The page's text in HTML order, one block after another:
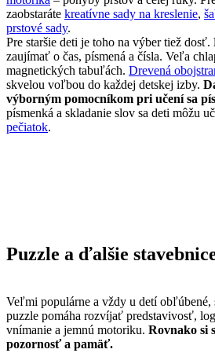
zaobstaráte kreatívne sady na kreslenie,
prstové sady.
Pre staršie deti je toho na výber tiež dosť.
zaujímať o čas, písmená a čísla. Veľa
magnetických tabuľách. Drevená
skvelou voľbou do každej detskej izby.
výborným pomocníkom pri učení sa
písmenká a skladanie slov sa deti môžu
pečiatok.
Puzzle a ďalšie
Veľmi populárne a vždy u detí obľúbené,
puzzle pomáha rozvíjať predstavivosť,
vnímanie a jemnú motoriku. Rovnako si
pozornosť a pamäť.